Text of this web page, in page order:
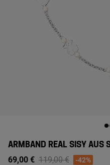
ARMBAND REAL SISY AUS
69,00 € Price reduced from
119,00 €to-42%